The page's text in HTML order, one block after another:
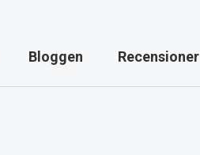
Bloggen Recensioner